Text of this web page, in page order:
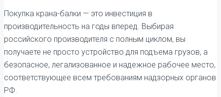
Покупка крана-балки — это инвестиция в
производительность на годы вперед. Выбирая
российского производителя с полным циклом, вы
получаете не просто устройство для подъема грузов, а
безопасное, легализованное и надежное рабочее место,
соответствующее всем требованиям надзорных органов
РФ.